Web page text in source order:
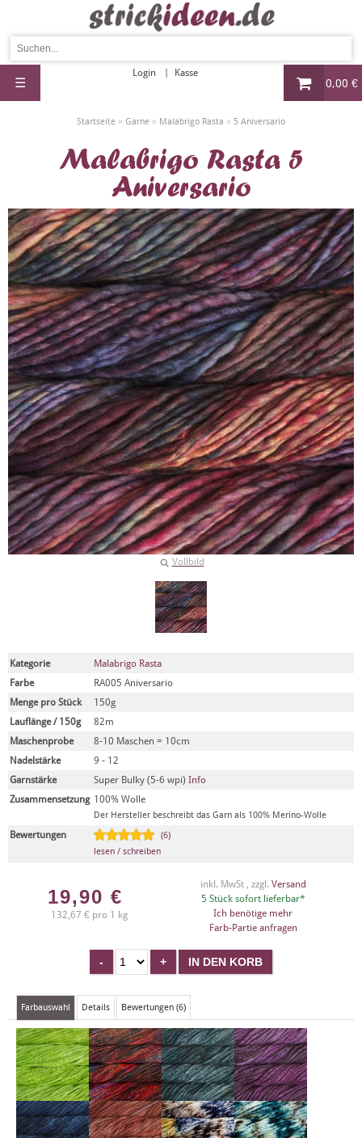
0,00 €
Login Kasse
☰
Startseite » Garne » Malabrigo Rasta » 5 Aniversario
Malabrigo Rasta 5
Aniversario
Vollbild
Kategorie
Malabrigo Rasta
Farbe
RA005 Aniversario
Menge pro Stück
150g
Lauflänge / 150g
82m
Maschenprobe
8-10 Maschen = 10cm
Nadelstärke
9 - 12
Garnstärke
Super Bulky (5-6 wpi) Info
Zusammensetzung 100% Wolle
Der Hersteller beschreibt das Garn als 100% Merino-Wolle
Bewertungen
(6)
lesen / schreiben
19,90 €
132,67 € pro 1 kg
inkl. MwSt , zzgl. Versand
5 Stück sofort lieferbar*
Ich benötige mehr
Farb-Partie anfragen
Farbauswahl Details Bewertungen (6)